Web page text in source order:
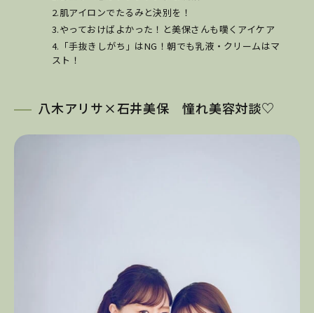
2.肌アイロンでたるみと決別を！
3.やっておけばよかった！と美保さんも嘆くアイケア
4.「手抜きしがち」はNG！朝でも乳液・クリームはマ
スト！
八木アリサ×石井美保 憧れ美容対談♡